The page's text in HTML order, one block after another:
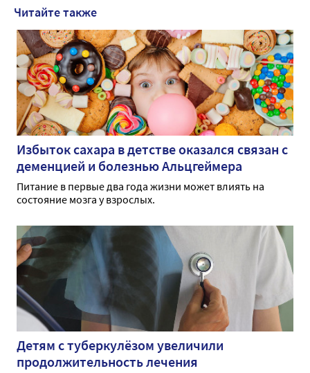
Читайте также
Избыток сахара в детстве оказался связан с
деменцией и болезнью Альцгеймера
Питание в первые два года жизни может влиять на
состояние мозга у взрослых.
Детям с туберкулёзом увеличили
продолжительность лечения